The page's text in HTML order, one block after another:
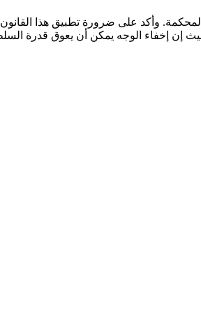
المحكمة. وأكد على ضرورة تطبيق هذا
إن إخفاء الوجه يمكن أن يعوق قدرة